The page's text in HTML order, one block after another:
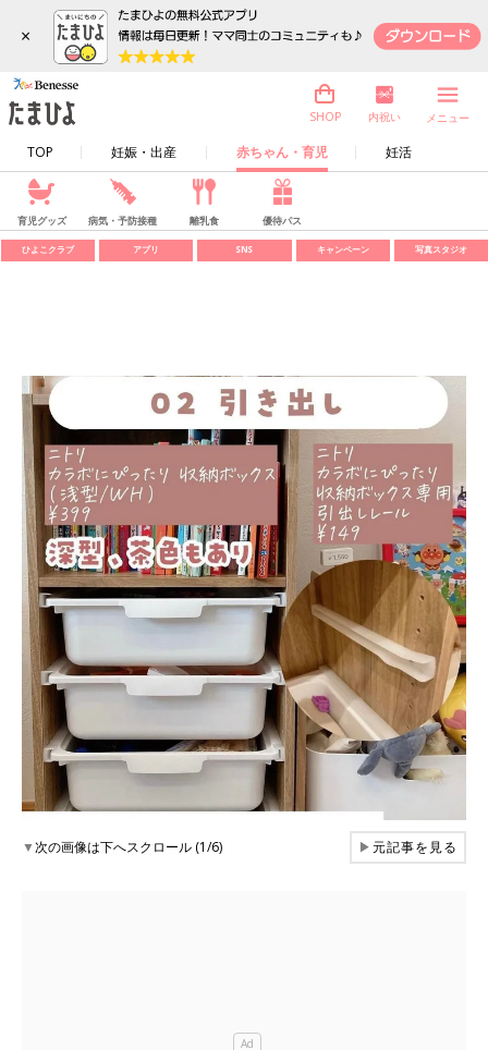
×
TOP 妊娠・出産 赤ちゃん・育児 妊活
SHOP 内祝い メニュー
育児グッズ 病気・予防接種 離乳食 優待パス
ひよこクラブ アプリ SNS キャンペーン 写真スタジオ
▼次の画像は下へスクロール (1/6) ▶元記事を見る